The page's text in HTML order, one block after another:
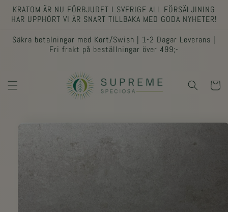
vidare
till
innehåll
KRATOM ÄR NU FÖRBJUDET I SVERIGE ALL FÖRSÄLJINING
HAR UPPHÖRT VI ÄR SNART TILLBAKA MED GODA NYHETER!
Säkra betalningar med Kort/Swish | 1-2 Dagar Leverans |
Fri frakt på beställningar över 499;-